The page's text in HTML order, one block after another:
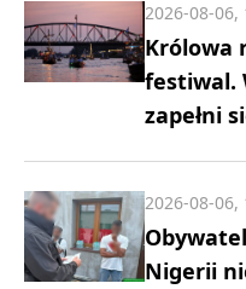
Królowa
festiwal.
zapełni
2026-08-06,
Nigerii
2026-08-06,